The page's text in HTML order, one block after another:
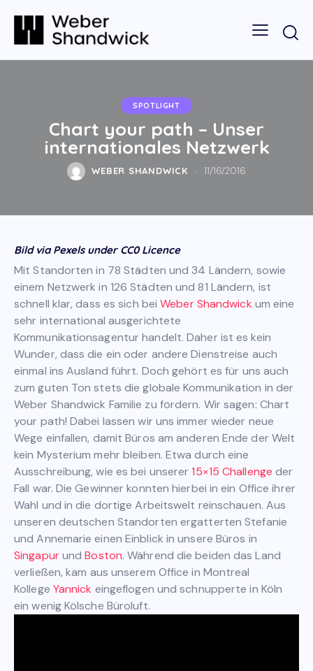
SPOTLIGHT
Chart your path – Unser
internationales Netzwerk
WEBER SHANDWICK 11/16/2016
Bild via Pexels under CC0 Licence
Mit Standorten in 78 Städten und 34 Ländern, sowie
einem Netzwerk in 126 Städten und 81 Ländern, ist
schnell klar, dass es sich beiWeber Shandwick um eine
sehr international ausgerichtete
Kommunikationsagentur handelt. Daher ist es kein
Wunder, dass die ein oder andere Dienstreise auch
einmal ins Ausland führt. Doch gehört es für uns auch
zum guten Ton stets die globale Kommunikation in der
Weber Shandwick Familie zu fördern. Wir sagen: Chart
your path! Dabei lassen wir uns immer wieder neue
Wege einfallen, damit Büros am anderen Ende der Welt
kein Mysterium mehr bleiben. Etwa durch eine
Ausschreibung, wie es bei unserer15×15 Challenge der
Fall war. Die Gewinner konnten hierbei in ein Office ihrer
Wahl und in die dortige Arbeitswelt reinschauen. Aus
unseren deutschen Standorten ergatterten Stefanie
und Annemarie einen Einblick in unsere Büros in
SingapurundBoston. Während die beiden das Land
verließen, kam aus unserem Office in Montreal
Kollege Yannick eingeflogen und schnupperte in Köln
ein wenig Kölsche Büroluft.